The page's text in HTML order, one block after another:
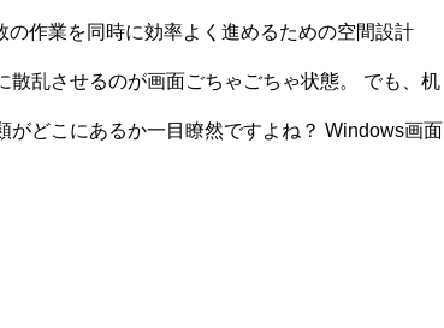
作業を同時に効率よく進めるための空間設計
乱させるのが画面ごちゃごちゃ状態。 でも、机
がどこにあるか一目瞭然ですよね？ Windows画面